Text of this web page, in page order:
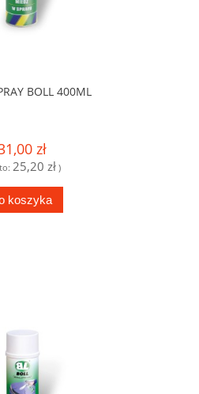
BOLL 400ML
zł
25,20 zł )
koszyka